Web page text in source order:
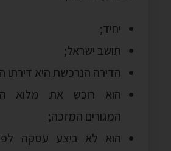
יחיד;
תושב ישראל;
הדירה הנרכשת היא דירתו
הוא רוכש את מלוא
המגורים המזכה;
הוא לא ביצע עסקה